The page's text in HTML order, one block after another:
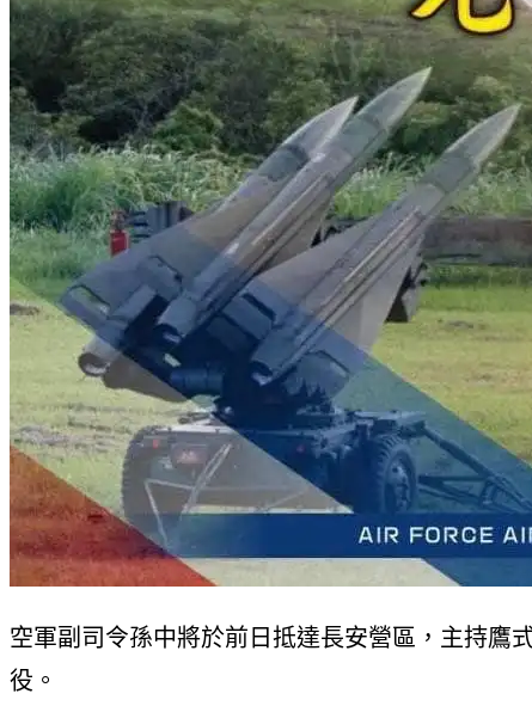
空軍副司令孫中將於前日抵達長安營區，主持鷹
役。